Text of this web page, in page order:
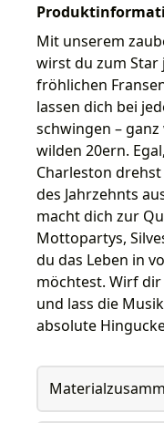
Mit unserem
wirst du zum Star
fröhlichen
lassen dich bei
schwingen –
wilden 20ern.
Charleston
des Jahrzehnts
macht dich zur
Mottopartys,
du das Leben in
möchtest. Wirf
und lass die
absolute